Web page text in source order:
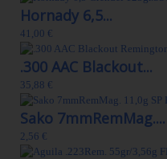
Hornady 6,5...
41,00 €
.300 AAC Blackout...
35,88 €
Sako 7mmRemMag....
2,56 €